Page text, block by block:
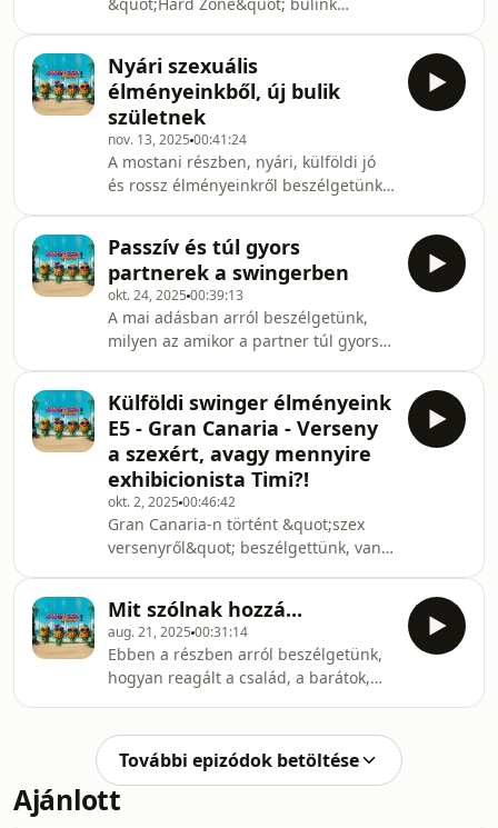
Nyári szexuális
élményeinkből, új bulik
születnek
nov. 13, 2025 00:41:24
A mostani részben, nyári, külföldi jó
és rossz élményeinkről beszélgetünk
Passzív és túl gyors
partnerek a swingerben
okt. 24, 2025 00:39:13
A mai adásban arról beszélgetünk,
milyen az amikor a partner túl gyors,
Külföldi swinger élményeink
E5 - Gran Canaria - Verseny
a szexért, avagy mennyire
exhibicionista Timi?!
okt. 2, 2025 00:46:42
Gran Canaria-n történt &quot;szex
versenyről&quot; beszélgettünk, van
választ a mostani adásból.
Mit szólnak hozzá...
aug. 21, 2025 00:31:14
Ebben a részben arról beszélgetünk,
hogyan reagált a család, a barátok,
További epizódok betöltése
Ajánlott